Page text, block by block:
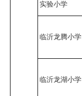
实验小学
临沂龙腾小学
临沂龙湖小学